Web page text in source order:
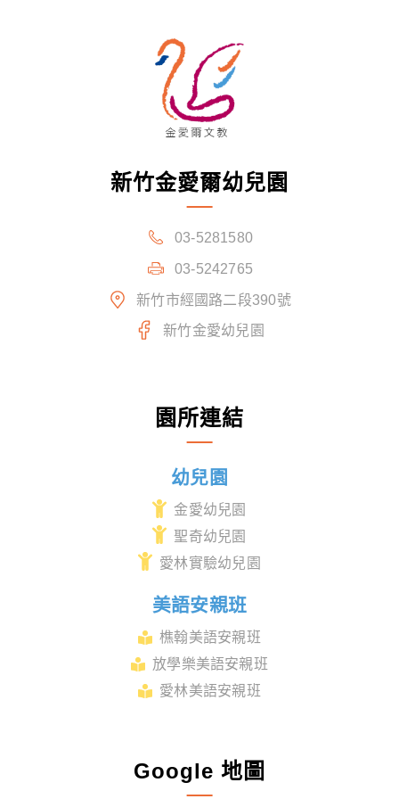
新竹金愛爾幼兒園
03-5281580
03-5242765
新竹市經國路二段390號
新竹金愛幼兒園
園所連結
幼兒園
金愛幼兒園
聖奇幼兒園
愛林實驗幼兒園
美語安親班
樵翰美語安親班
放學樂美語安親班
愛林美語安親班
Google 地圖